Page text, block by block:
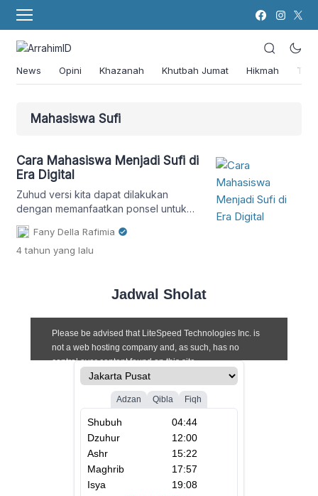
News Opini Khazanah Khutbah Jumat Hikmah
Mahasiswa Sufi
Cara Mahasiswa Menjadi Sufi di
Era Digital
Zuhud versi kita dapat dilakukan
dengan memanfaatkan ponsel untuk
melakukan hal-hal baik yang
bermanfaat dan sekiranya dapat
menjadi tabungan di akhirat.
Fany Della Rafimia
4 tahun yang lalu
Jadwal Sholat